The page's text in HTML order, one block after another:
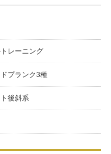
レーニング
プランク3種
後斜系